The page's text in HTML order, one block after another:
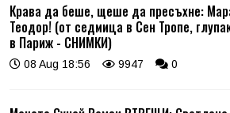
Крава да беше, щеше да пресъхне:
Теодор! (от седмица в Сен Тропе,
в Париж - СНИМКИ)
08 Aug 18:56 9947 0